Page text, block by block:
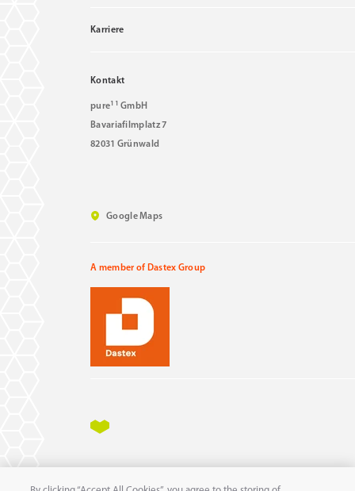
Karriere
Kontakt
pure11 GmbH
Bavariafilmplatz 7
82031 Grünwald
Google Maps
A member of Dastex Group
Impressum Datenschutz AEB